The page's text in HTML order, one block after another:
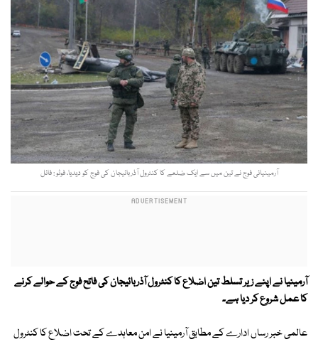
آرمینیائی فوج نے تین میں سے ایک ضلعے کا کنٹرول آذربائیجان کی فوج کو دیدیا، فوٹو : فائل
آرمینیا نے اپنے زیر تسلط تین اضلاع کا کنٹرول آذربائیجان کی فاتح فوج کے حوالے کرنے
کا عمل شروع کر دیا ہے۔
عالمی خبر رساں ادارے کے مطابق آرمینیا نے امن معاہدے کے تحت اضلاع کا کنٹرول